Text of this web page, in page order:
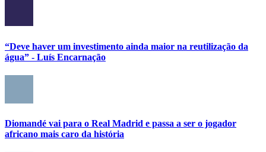
“Deve haver um investimento ainda maior na reutilização da
água” - Luís Encarnação
Diomandé vai para o Real Madrid e passa a ser o jogador
africano mais caro da história